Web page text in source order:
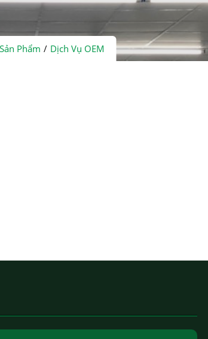
Sản Phẩm Dịch Vụ OEM